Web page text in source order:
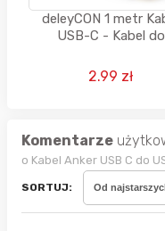
deleyCON 1 metr
USB-C - Kabel do
nylownowy
2.99 zł
Komentarze
o Kabel Anker USB C do
SORTUJ: Od